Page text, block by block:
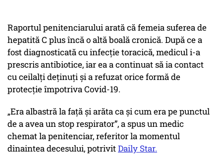
Raportul penitenciarului arată că femeia suferea de
hepatită C plus încă o altă boală cronică. După ce a
fost diagnosticată cu infecție toracică, medicul i-a
prescris antibiotice, iar ea a continuat să ia contact
cu ceilalți deținuți și a refuzat orice formă de
protecție împotriva Covid-19.
„Era albastră la față și arăta ca și cum era pe punctul
de a avea un stop respirator”, a spus un medic
chemat la penitenciar, referitor la momentul
dinaintea decesului, potrivitDaily Star.